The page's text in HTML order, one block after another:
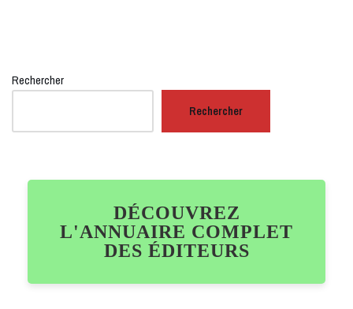
Rechercher
Rechercher
DÉCOUVREZ
L'ANNUAIRE COMPLET
DES ÉDITEURS